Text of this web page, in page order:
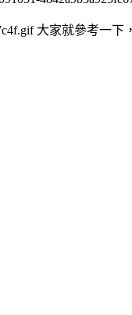
大家就參考一下